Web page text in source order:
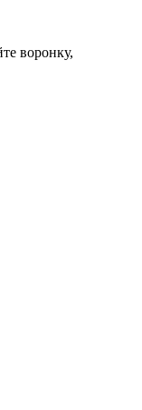
воронку,